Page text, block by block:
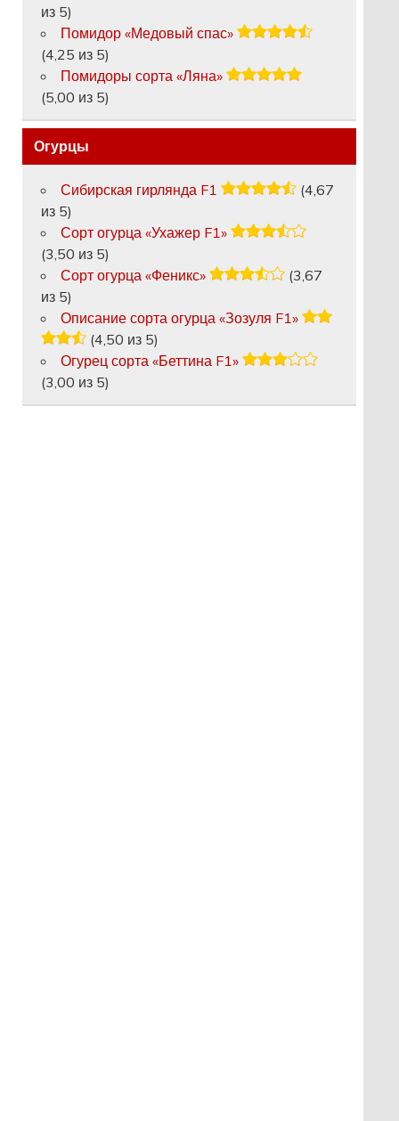
из 5)
Помидор «Медовый спас»
(4,25 из 5)
Помидоры сорта «Ляна»
(5,00 из 5)
Огурцы
Сибирская гирлянда F1
(4,67
из 5)
Сорт огурца «Ухажер F1»
(3,50 из 5)
Сорт огурца «Феникс»
(3,67
из 5)
Описание сорта огурца «Зозуля F1»
(4,50 из 5)
Огурец сорта «Беттина F1»
(3,00 из 5)